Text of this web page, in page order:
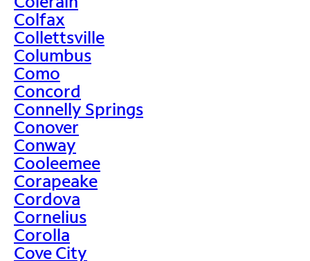
Colfax
Collettsville
Columbus
Como
Concord
Connelly Springs
Conover
Conway
Cooleemee
Corapeake
Cordova
Cornelius
Corolla
Cove City